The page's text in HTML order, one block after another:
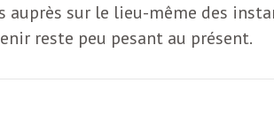
sur le lieu-même des
reste peu pesant au présent.